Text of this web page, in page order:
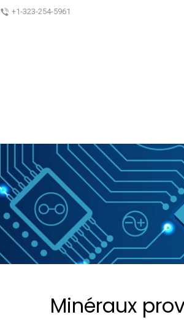
+1-323-254-5961
Minéraux